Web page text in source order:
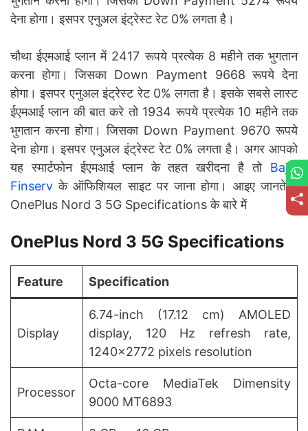
देना होगा। इसपर एनुअल इंट्रेस्ट रेट 0% लगता है।
चौथा ईएमआई प्लान में 2417 रूपये प्रत्येक 8 महीने तक भुगतान
करना होगा। जिसका Down Payment 9668 रूपये देना
होगा। इसपर एनुअल इंट्रेस्ट रेट 0% लगता है। इसके सबसे लास्ट
ईएमआई प्लान की बात करे तो 1934 रूपये प्रत्येक 10 महीने तक
भुगतान करना होगा। जिसका Down Payment 9670 रूपये
देना होगा। इसपर एनुअल इंट्रेस्ट रेट 0% लगता है। अगर आपको
यह स्मार्टफोन ईएमआई प्लान के तहत खरीदना है तो Bajaj
Finserv के ऑफिशियल साइट पर जाना होगा। आइए जानते है
OnePlus Nord 3 5G Specifications के बारे में
OnePlus Nord 3 5G Specifications
Feature Specification
Display
6.74-inch (17.12 cm) AMOLED
display, 120 Hz refresh rate,
1240×2772 pixels resolution
Processor
Octa-core MediaTek Dimensity
9000 MT6893